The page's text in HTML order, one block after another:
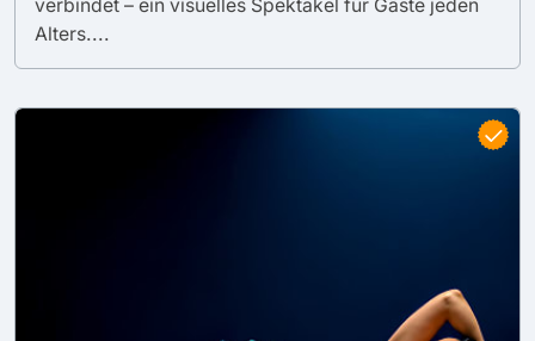
verbindet – ein visuelles Spektakel für Gäste jeden
Alters....